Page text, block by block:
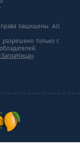
права защищены. All
разрешено только с